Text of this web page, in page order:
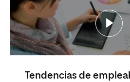
Tendencias de